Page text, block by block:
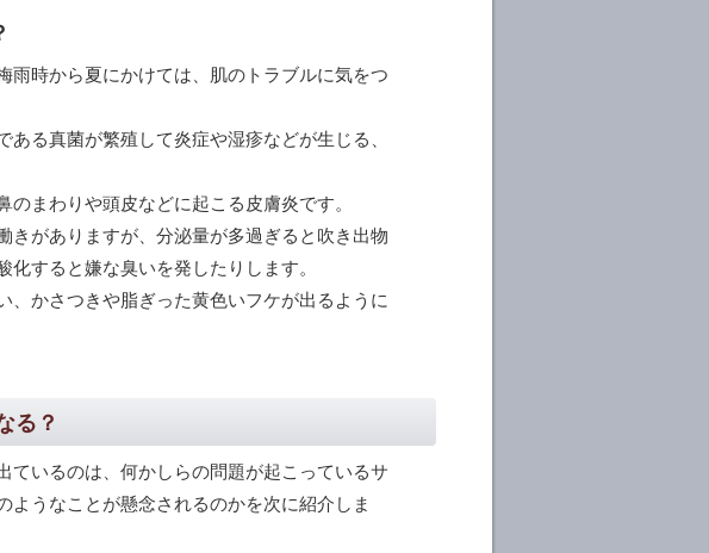
雨時から夏にかけては、肌のトラブルに気をつ
る真菌が繁殖して炎症や湿疹などが生じる、
まわりや頭皮などに起こる皮膚炎です。
きがありますが、分泌量が多過ぎると吹き出物
すると嫌な臭いを発したりします。
、かさつきや脂ぎった黄色いフケが出るように
る？
ているのは、何かしらの問題が起こっているサ
ようなことが懸念されるのかを次に紹介しま